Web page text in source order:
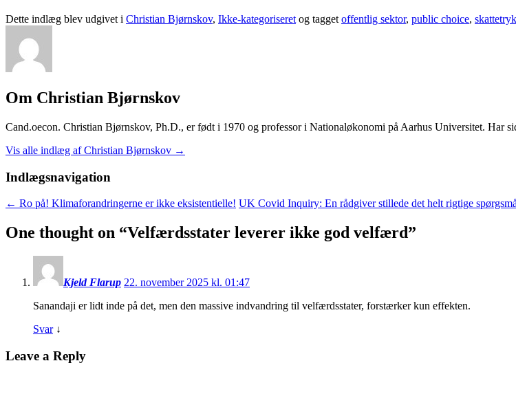
Dette indlæg blev udgivet i Christian Bjørnskov, Ikke-kategoriseret og tagget offentlig sektor, public choice, skattetryk
Om Christian Bjørnskov
Cand.oecon. Christian Bjørnskov, Ph.D., er født i 1970 og professor i Nationaløkonomi på Aarhus Universitet. Har
Vis alle indlæg af Christian Bjørnskov →
Indlægsnavigation
← Ro på! Klimaforandringerne er ikke eksistentielle! UK Covid Inquiry: En rådgiver stillede det helt rigtige
One thought on “Velfærdsstater leverer ikke god velfærd”
Kjeld Flarup 22. november 2025 kl. 01:47
Sanandaji er lidt inde på det, men den massive indvandring til velfærdsstater, forstærker kun effekten.
Svar ↓
Leave a Reply